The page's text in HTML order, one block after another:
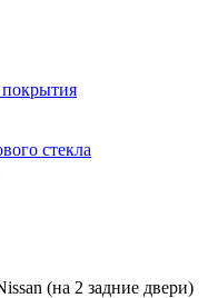
стекла
(на 2 задние двери)